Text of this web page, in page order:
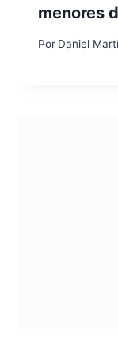
menores
Por Daniel